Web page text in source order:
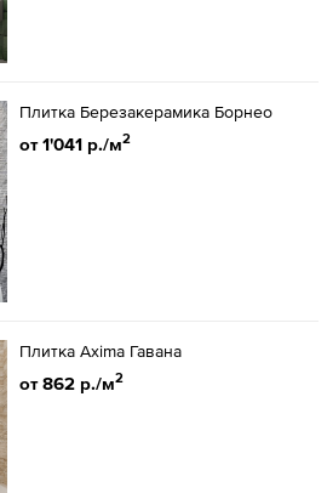
Плитка Березакерамика Борнео
от 1'041 р./м2
Плитка Axima Гавана
от 862 р./м2